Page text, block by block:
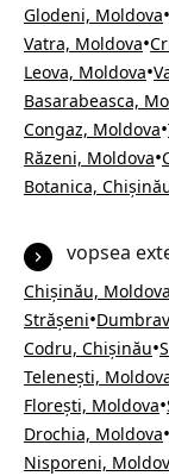
Glodeni, Moldova•
Vatra, Moldova•
Leova, Moldova•
Basarabeasca,
Congaz, Moldova•
Răzeni, Moldova•
Botanica,
vopsea
Chișinău, Moldova
Strășeni•
Codru, Chișinău•
Telenești,
Florești, Moldova•
Drochia, Moldova•
Nisporeni,